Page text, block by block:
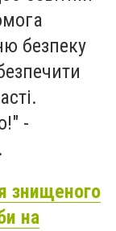
безпеку
-
знищеного
на